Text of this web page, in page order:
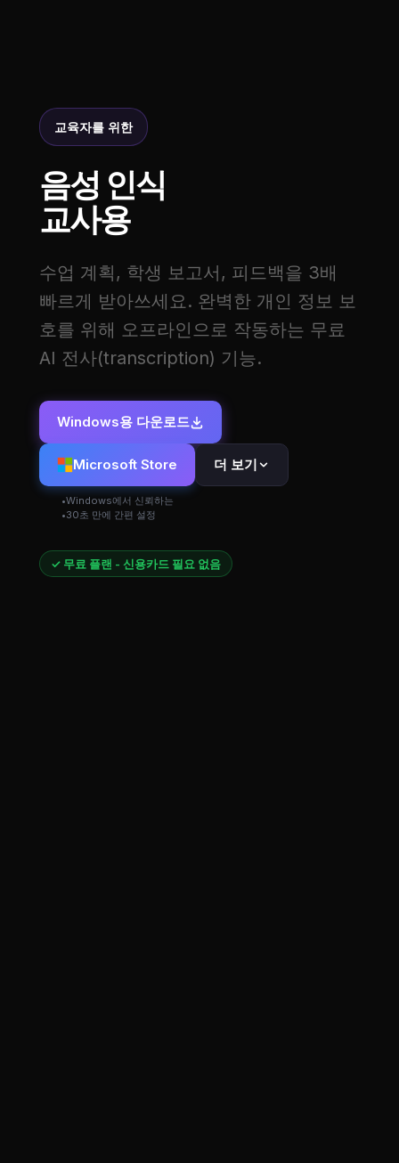
교육자를 위한
음성 인식
교사용
수업 계획, 학생 보고서, 피드백을 3배
빠르게 받아쓰세요. 완벽한 개인 정보 보
호를 위해 오프라인으로 작동하는 무료
AI 전사(transcription) 기능.
Windows용 다운로드
Microsoft Store
Windows에서 신뢰하는
30초 만에 간편 설정
더 보기
✓ 무료 플랜 - 신용카드 필요 없음